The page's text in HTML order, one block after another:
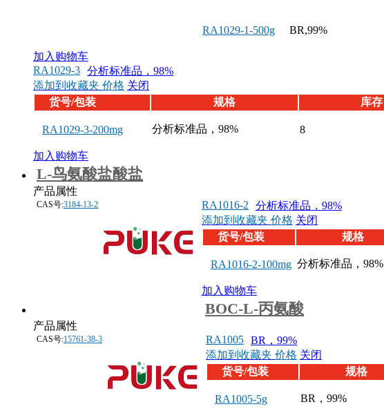
RA1029-1-500g BR,99%
加入购物车
RA1029-3 分析标准品，98%
添加到收藏夹 价格 关闭
货号/包装
规格 库存
RA1029-3-200mg 分析标准品，98% 8
加入购物车
L-鸟氨酸盐酸盐
产品属性
CAS号:3184-13-2 RA1016-2 分析标准品，98%
添加到收藏夹 价格 关闭
货号/包装
规格
RA1016-2-100mg 分析标准品，98%
加入购物车
BOC-L-丙氨酸
产品属性
CAS号:15761-38-3 RA1005 BR，99%
添加到收藏夹 价格 关闭
货号/包装
规格
RA1005-5g BR，99%